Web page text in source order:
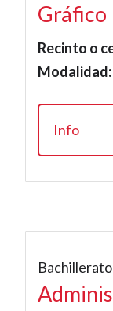
Gráfico
Recinto o
Modalidad:
Info
Bachillerato